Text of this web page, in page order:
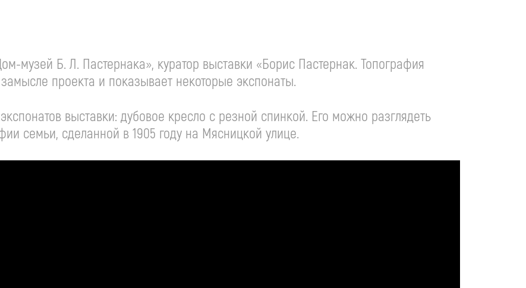
музей Б. Л. Пастернака», куратор выставки «Борис Пастернак. Топография
проекта и показывает некоторые экспонаты.
выставки: дубовое кресло с резной спинкой. Его можно разглядеть
семьи, сделанной в 1905 году на Мясницкой улице.